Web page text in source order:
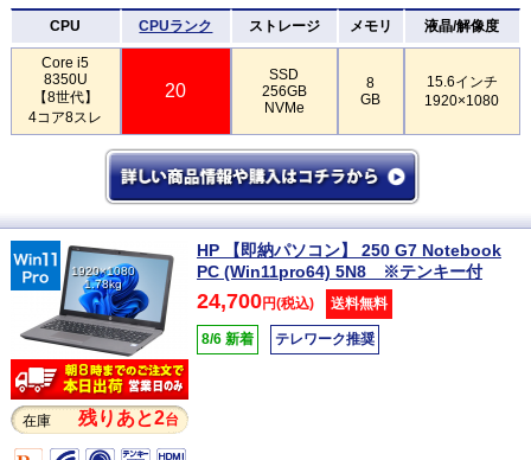
CPU CPUランク ストレージ メモリ 液晶/解像度
Core i5
8350U
【8世代】
4コア8スレ
20
SSD
256GB
NVMe
8
GB
15.6インチ
1920×1080
1920×1080
1.78kg
在庫 残りあと2台
HP 【即納パソコン】 250 G7 Notebook
PC (Win11pro64) 5N8 ※テンキー付
24,700円(税込) 送料無料
8/6 新着 テレワーク推奨